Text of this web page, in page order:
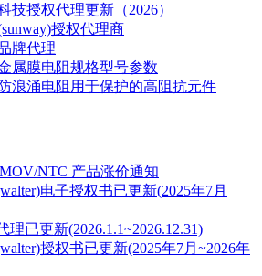
技授权代理更新（2026）
授权代理商
牌代理
属膜电阻规格型号参数
浪涌电阻用于保护的高阻抗元件
NTC 产品涨价通知
电子授权书已更新(2025年7月
理已更新(2026.1.1~2026.12.31)
授权书已更新(2025年7月~2026年